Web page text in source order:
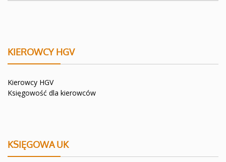
KIEROWCY HGV
Kierowcy HGV
Księgowość dla kierowców
KSIĘGOWA UK